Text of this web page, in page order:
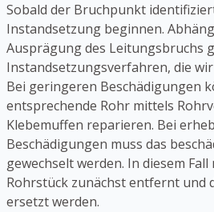
Sobald der Bruchpunkt
Instandsetzung beginnen.
Ausprägung des Leitungsbruchs
Instandsetzungsverfahren, die
Bei geringeren Beschädigungen
entsprechende Rohr mittels
Klebemuffen reparieren. Bei
Beschädigungen muss das
gewechselt werden. In diesem
Rohrstück zunächst entfernt und
ersetzt werden.